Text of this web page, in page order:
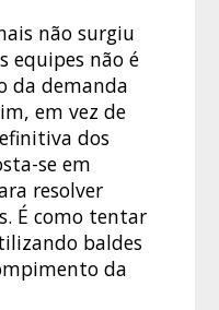
não surgiu
equipes não é
da demanda
em vez de
dos
se em
resolver
É como tentar
baldes
da